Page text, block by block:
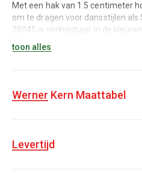
Met een hak van 1.5 centimeter
om te dragen voor dansstijlen als
28045 is verkrijgbaar in de
toon alles
Werner Kern Maattabel
Levertijd